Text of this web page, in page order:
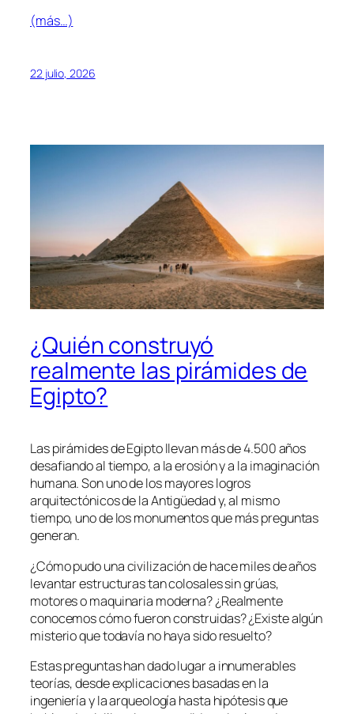
(más…)
22 julio, 2026
¿Quién construyó
realmente las pirámides de
Egipto?
Las pirámides de Egipto llevan más de 4.500 años
desafiando al tiempo, a la erosión y a la imaginación
humana. Son uno de los mayores logros
arquitectónicos de la Antigüedad y, al mismo
tiempo, uno de los monumentos que más preguntas
generan.
¿Cómo pudo una civilización de hace miles de años
levantar estructuras tan colosales sin grúas,
motores o maquinaria moderna? ¿Realmente
conocemos cómo fueron construidas? ¿Existe algún
misterio que todavía no haya sido resuelto?
Estas preguntas han dado lugar a innumerables
teorías, desde explicaciones basadas en la
ingeniería y la arqueología hasta hipótesis que